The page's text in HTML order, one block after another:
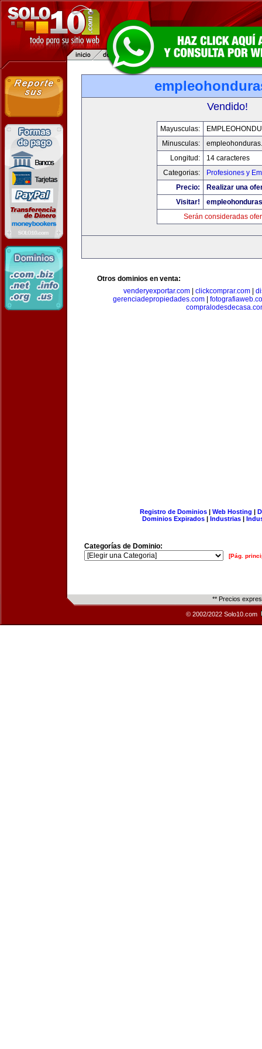
Vendido!
Mayusculas:
Minusculas:
Longitud:
14 caracteres
Categorias:
Profesiones y
Precio:
Realizar una
Visitar!
Serán consideradas
Otros dominios en venta:
venderyexportar.com
clickcomprar.com
gerenciadepropiedades.com|
Registro de Dominios| Web Hosting |
Dominios Expirados | Industrias |
Categorías de Dominio:
[Pág.
** Precios
© 2002/2022 Solo10.com